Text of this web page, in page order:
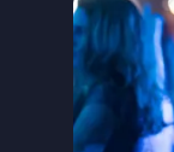
Dit keer
Verenigde
hoofdrol.
omdat hij
merk je aan